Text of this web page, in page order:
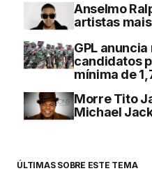
Anselmo
artistas
GPL
candidatos
mínima de
Morre Tito
Michael
ÚLTIMAS SOBRE ESTE TEMA